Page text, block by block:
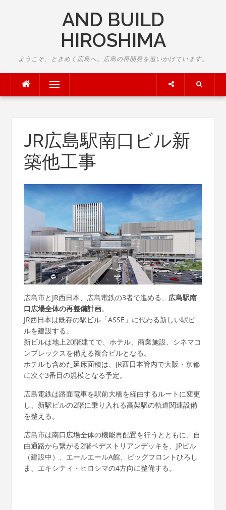
AND BUILD
HIROSHIMA
ようこそ、ときめく広島へ。広島の再開発を追いかけています。
Menu
JR広島駅南口ビル新
築他工事
広島市とJR西日本、広島電鉄の3者で進める、 広島駅南
口広場全体の再整備計画。
JR西日本は既存の駅ビル「ASSE」に代わる新しい駅ビ
ルを建設する。
新ビルは地上20階建てで、ホテル、商業施設、シネマコ
ンプレックスを備える複合ビルとなる。
ホテルも含めた延床面積は、JR西日本管内で大阪・京都
に次ぐ3番目の規模となる予定。
広島電鉄は路面電車を駅前大橋を経由するルートに変更
し、新駅ビルの2階に乗り入れる高架駅の軌道関連設備
を整える。
広島市は南口広場全体の機能再配置を行うとともに、自
由通路から繋がる2階ペデストリアンデッキを、JPビル
（建設中）、エールエールA館、ビッグフロントひろし
ま、エキシティ・ヒロシマの4方向に整備する。